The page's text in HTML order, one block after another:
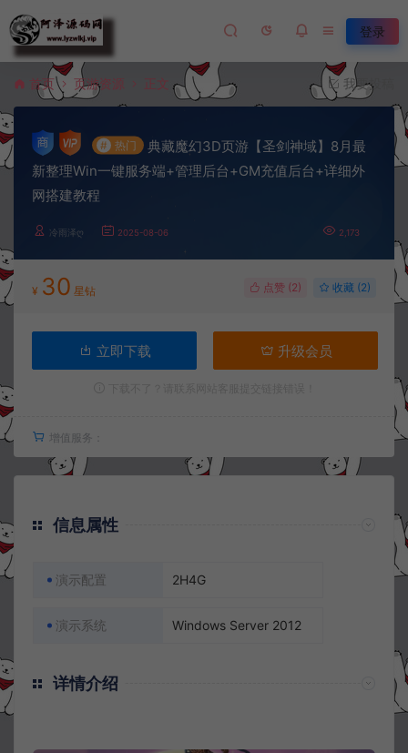
登录
首页 页游资源 正文 我要投稿
# 热门
典藏魔幻3D页游【圣剑神域】8月最
新整理Win一键服务端+管理后台+GM充值后台+详细外
网搭建教程
冷雨泽ღ 2025-08-06 2,173
¥ 30 星钻 点赞 (2) 收藏 (2)
立即下载 升级会员
增值服务：
信息属性
演示配置 2H4G
演示系统 Windows Server 2012
详情介绍